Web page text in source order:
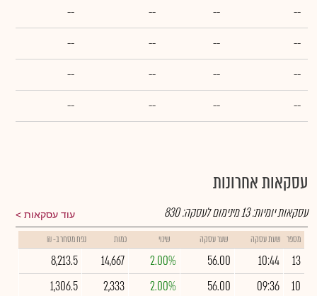
--
--
--
--
--
--
--
--
--
--
--
--
--
--
--
--
עסקאות אחרונות
עוד עסקאות עסקאות יומיות:13מינימום לעסקה:830
מספר שעת עסקה שער עסקה שינוי כמות נפח מסחר ב- ₪
13
10:44
56.00
2.00%
14,667
8,213.5
10
09:36
56.00
2.00%
2,333
1,306.5